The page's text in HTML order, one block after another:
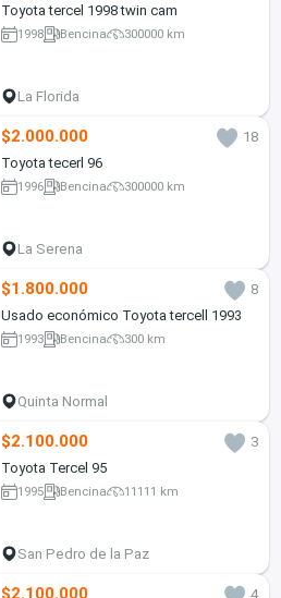
Toyota tercel 1998 twin cam
1998 Bencina 300000 km
La Florida
$2.000.000
18
Toyota tecerl 96
1996 Bencina 300000 km
La Serena
$1.800.000
8
Usado económico Toyota tercell 1993
1993 Bencina 300 km
Quinta Normal
$2.100.000
3
Toyota Tercel 95
1995 Bencina 11111 km
San Pedro de la Paz
$2.100.000
4